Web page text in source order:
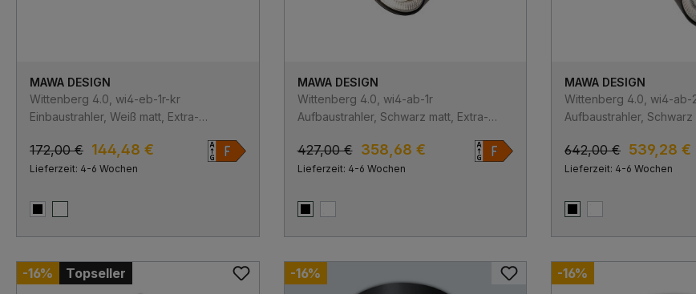
MAWA DESIGN
Wittenberg 4.0, wi4-eb-1r-kr
Einbaustrahler, Weiß matt, Extra-
172,00 € 144,48 €
Lieferzeit: 4-6 Wochen
Schwarz matt
Weiß matt
MAWA DESIGN
Wittenberg 4.0, wi4-ab-1r
Aufbaustrahler, Schwarz matt, Extra-
427,00 € 358,68 €
Lieferzeit: 4-6 Wochen
Schwarz matt
Weiß matt
MAWA DESIGN
Wittenberg 4.0, wi4-ab-
Aufbaustrahler, Schwarz
642,00 € 539,28 €
Lieferzeit: 4-6 Wochen
Schwarz matt
Weiß matt
-16% Topseller -16% -16%